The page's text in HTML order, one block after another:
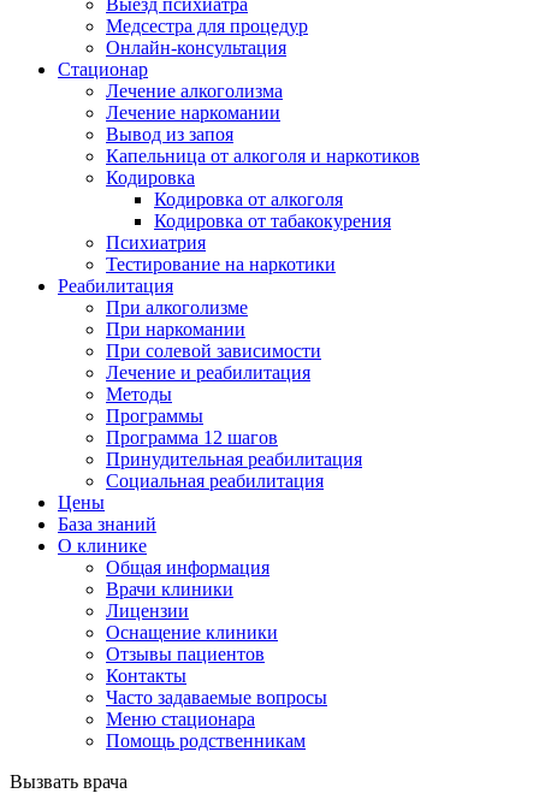
Выезд психиатра
Медсестра для процедур
Онлайн-консультация
Стационар
Лечение алкоголизма
Лечение наркомании
Вывод из запоя
Капельница от алкоголя и наркотиков
Кодировка
Кодировка от алкоголя
Кодировка от табакокурения
Психиатрия
Тестирование на наркотики
Реабилитация
При алкоголизме
При наркомании
При солевой зависимости
Лечение и реабилитация
Методы
Программы
Программа 12 шагов
Принудительная реабилитация
Социальная реабилитация
Цены
База знаний
О клинике
Общая информация
Врачи клиники
Лицензии
Оснащение клиники
Отзывы пациентов
Контакты
Часто задаваемые вопросы
Меню стационара
Помощь родственникам
Вызвать врача